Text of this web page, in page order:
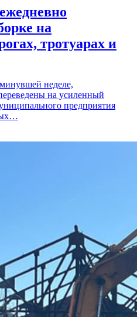
на
тротуарах и
неделе,
на усиленный
предприятия